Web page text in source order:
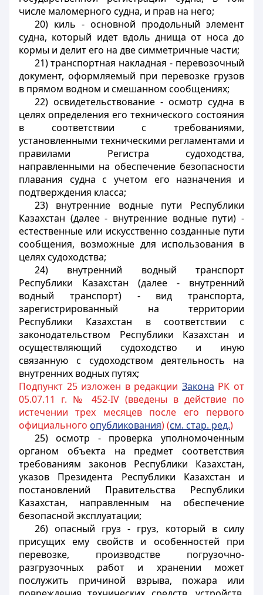
числе маломерного судна, и прав на него;
20) киль - основной продольный элемент
судна, который идет вдоль днища от носа до
кормы и делит его на две симметричные части;
21) транспортная накладная - перевозочный
документ, оформляемый при перевозке грузов
в прямом водном и смешанном сообщениях;
22) освидетельствование - осмотр судна в
целях определения его технического состояния
в соответствии с требованиями,
установленными техническими регламентами и
правилами Регистра судоходства,
направленными на обеспечение безопасности
плавания судна с учетом его назначения и
подтверждения класса;
23) внутренние водные пути Республики
Казахстан (далее - внутренние водные пути) -
естественные или искусственно созданные пути
сообщения, возможные для использования в
целях судоходства;
24) внутренний водный транспорт
Республики Казахстан (далее - внутренний
водный транспорт) - вид транспорта,
зарегистрированный на территории
Республики Казахстан в соответствии с
законодательством Республики Казахстан и
осуществляющий судоходство и иную
связанную с судоходством деятельность на
внутренних водных путях;
Подпункт 25 изложен в редакции Закона РК от
05.07.11 г. № 452-IV (введены в действие по
истечении трех месяцев после его первого
официального опубликования) (см. стар. ред.)
25) осмотр - проверка уполномоченным
органом объекта на предмет соответствия
требованиям законов Республики Казахстан,
указов Президента Республики Казахстан и
постановлений Правительства Республики
Казахстан, направленным на обеспечение
безопасной эксплуатации;
26) опасный груз - груз, который в силу
присущих ему свойств и особенностей при
перевозке, производстве погрузочно-
разгрузочных работ и хранении может
послужить причиной взрыва, пожара или